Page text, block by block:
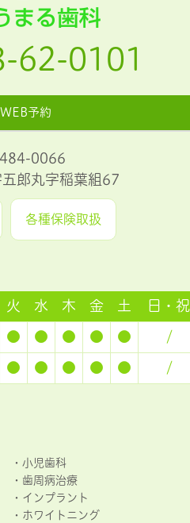
62-0101
WEB予約
0066
郎丸字稲葉組67
各種保険取扱
火 水 木 金 土
日・祝
● ● ● ● ●
/
● ● ● ● ● /
・ 小児歯科
・ 歯周病治療
・ インプラント
・ ホワイトニング